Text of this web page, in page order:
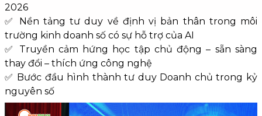
2026
✅ Nền tảng tư duy về định vị bản thân trong môi
trường kinh doanh số có sự hỗ trợ của AI
✅ Truyền cảm hứng học tập chủ động – sẵn sàng
thay đổi – thích ứng công nghệ
✅ Bước đầu hình thành tư duy Doanh chủ trong kỷ
nguyên số